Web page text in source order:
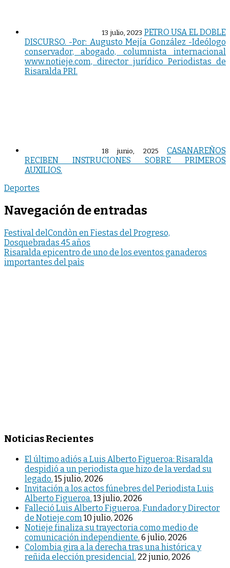
13 julio, 2023 PETRO USA EL DOBLE
DISCURSO. -Por: Augusto Mejía González -Ideólogo
conservador, abogado, columnista internacional
www.notieje.com, director jurídico Periodistas de
Risaralda PRI.
18 junio, 2025
CASANAREÑOS
RECIBEN INSTRUCIONES SOBRE PRIMEROS
AUXILIOS.
Deportes
Navegación de entradas
Festival delCondòn en Fiestas del Progreso,
Dosquebradas 45 años
Risaralda epicentro de uno de los eventos ganaderos
importantes del paìs
Noticias Recientes
El último adiós a Luis Alberto Figueroa: Risaralda
despidió a un periodista que hizo de la verdad su
legado. 15 julio, 2026
Invitación a los actos fúnebres del Periodista Luis
Alberto Figueroa. 13 julio, 2026
Falleció Luis Alberto Figueroa, Fundador y Director
de Notieje.com 10 julio, 2026
Notieje finaliza su trayectoria como medio de
comunicación independiente. 6 julio, 2026
Colombia gira a la derecha tras una histórica y
reñida elección presidencial. 22 junio, 2026